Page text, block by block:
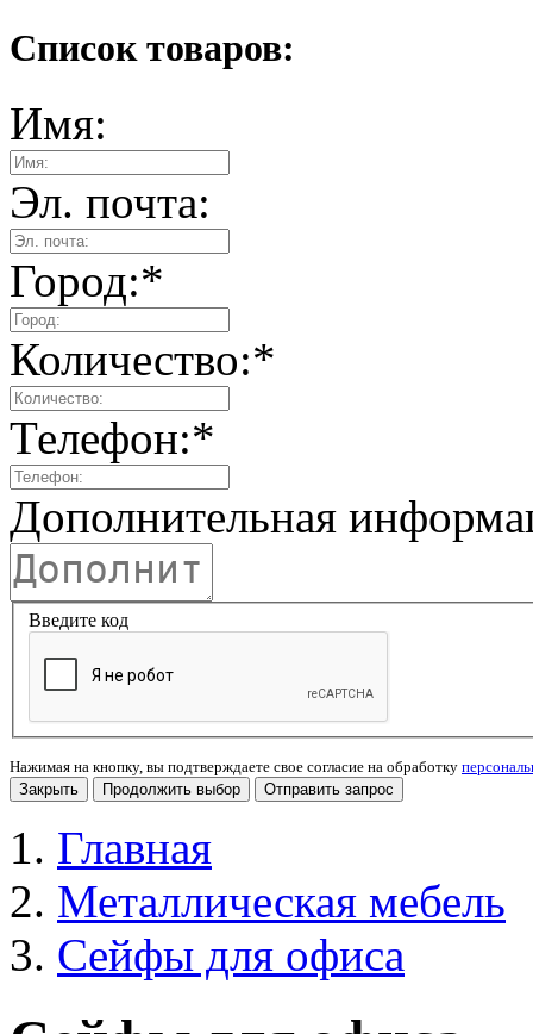
Список товаров:
Имя:
Эл. почта:
Город:*
Количество:*
Телефон:*
Дополнительная
Введите код
Нажимая на кнопку, вы подтверждаете свое согласие на обработку
Закрыть
Продолжить выбор Отправить запрос
Главная
Металлическая мебель
Сейфы для офиса